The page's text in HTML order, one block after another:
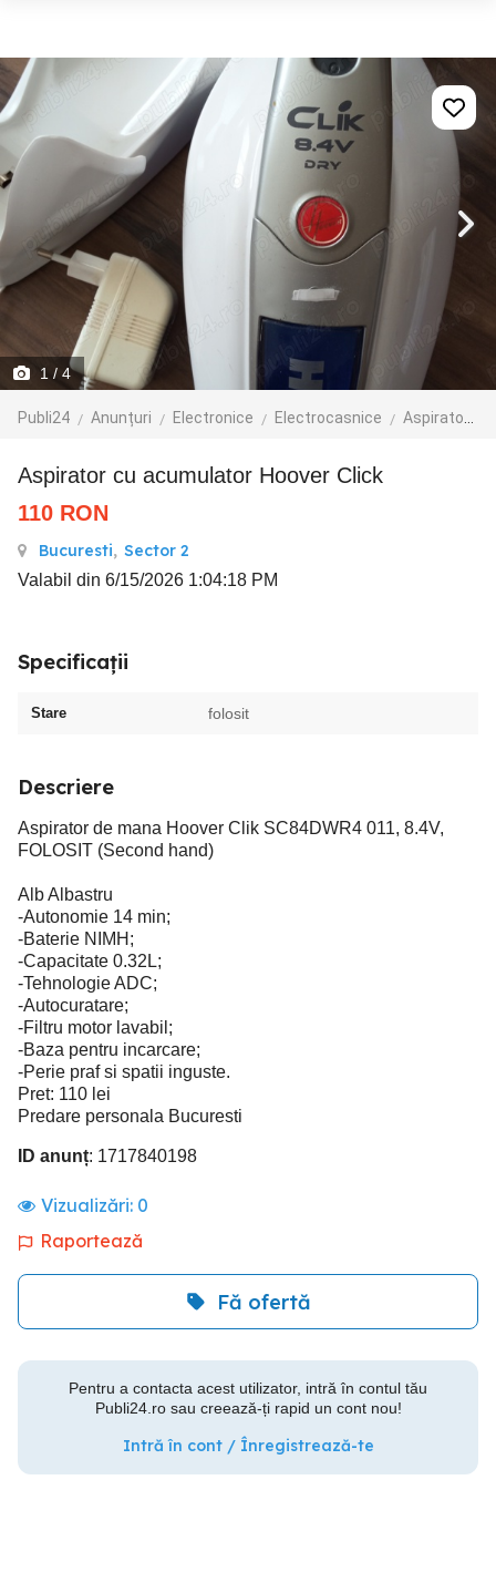
1 / 4
Publi24 Anunțuri Electronice Electrocasnice Aspiratoare
Aspirator cu acumulator Hoover Click
110 RON
Bucuresti, Sector 2
Valabil din 6/15/2026 1:04:18 PM
Specificații
Stare folosit
Descriere
Aspirator de mana Hoover Clik SC84DWR4 011, 8.4V,
FOLOSIT (Second hand)
Alb Albastru
-Autonomie 14 min;
-Baterie NIMH;
-Capacitate 0.32L;
-Tehnologie ADC;
-Autocuratare;
-Filtru motor lavabil;
-Baza pentru incarcare;
-Perie praf si spatii inguste.
Pret: 110 lei
Predare personala Bucuresti
ID anunț: 1717840198
Vizualizări: 0
Raportează
Fă ofertă
Pentru a contacta acest utilizator, intră în contul tău
Publi24.ro sau creează-ți rapid un cont nou!
Intră în cont / Înregistrează-te